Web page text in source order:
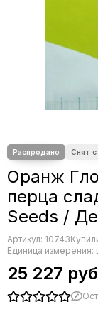
Земляника
Микрозелень -
Фасоль
Фенхель
Оранж
перца
Seeds /
Артикул: 10743
Единица измерения:
25 227 руб